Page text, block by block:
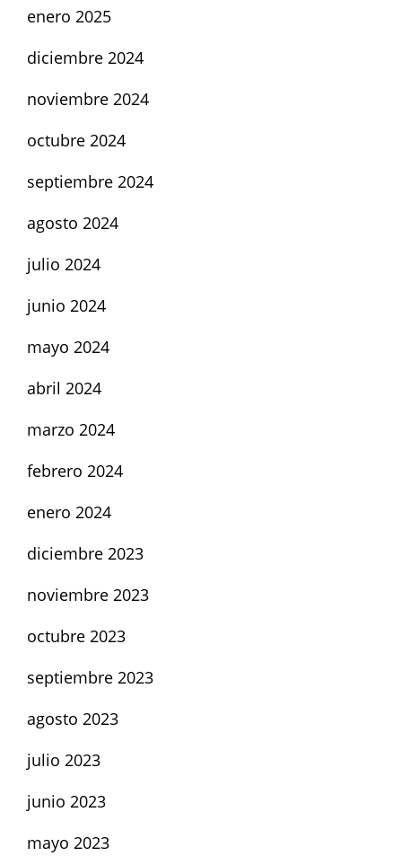
enero 2025
diciembre 2024
noviembre 2024
octubre 2024
septiembre 2024
agosto 2024
julio 2024
junio 2024
mayo 2024
abril 2024
marzo 2024
febrero 2024
enero 2024
diciembre 2023
noviembre 2023
octubre 2023
septiembre 2023
agosto 2023
julio 2023
junio 2023
mayo 2023